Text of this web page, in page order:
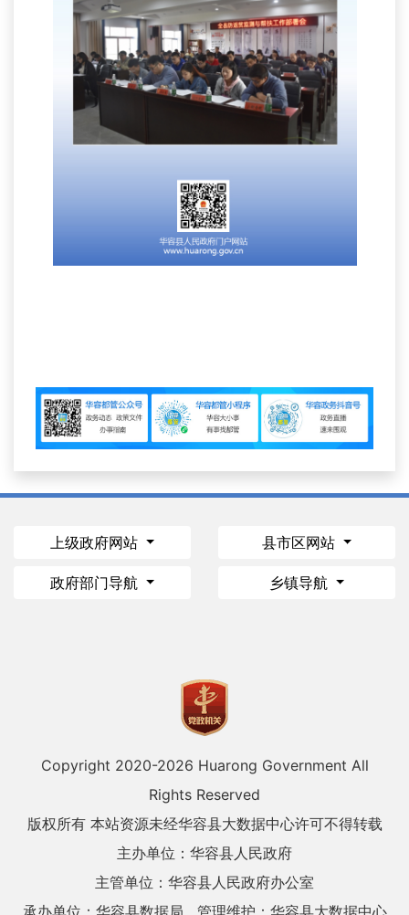
上级政府网站 县市区网站
政府部门导航 乡镇导航
Copyright 2020-2026 Huarong Government All
Rights Reserved
版权所有 本站资源未经华容县大数据中心许可不得转载
主办单位：华容县人民政府
主管单位：华容县人民政府办公室
承办单位：华容县数据局
管理维护：华容县大数据中心